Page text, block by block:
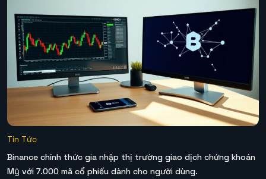
Tin Tức
Binance chính thức gia nhập thị trường giao dịch chứng khoán
Mỹ với 7.000 mã cổ phiếu dành cho người dùng.